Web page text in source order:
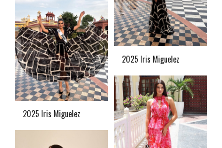
2025 Iris Miguelez
2025 Iris Miguelez